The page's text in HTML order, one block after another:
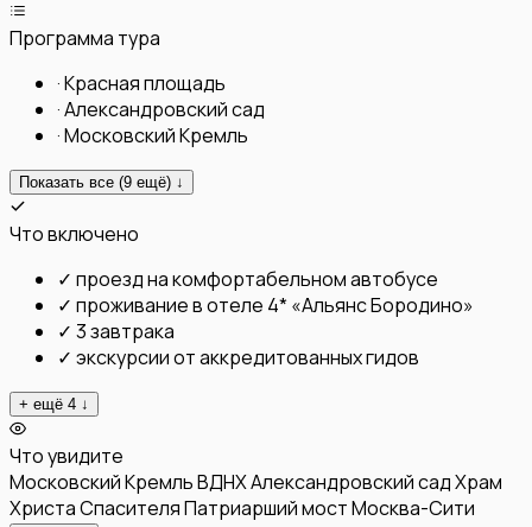
Программа тура
·Красная площадь
·Александровский сад
·Московский Кремль
Показать все (9 ещё) ↓
Что включено
✓ проезд на комфортабельном автобусе
✓ проживание в отеле 4* «Альянс Бородино»
✓ 3 завтрака
✓ экскурсии от аккредитованных гидов
+ ещё 4 ↓
Что увидите
Московский КремльВДНХАлександровский садХрам
Христа СпасителяПатриарший мостМосква-Сити